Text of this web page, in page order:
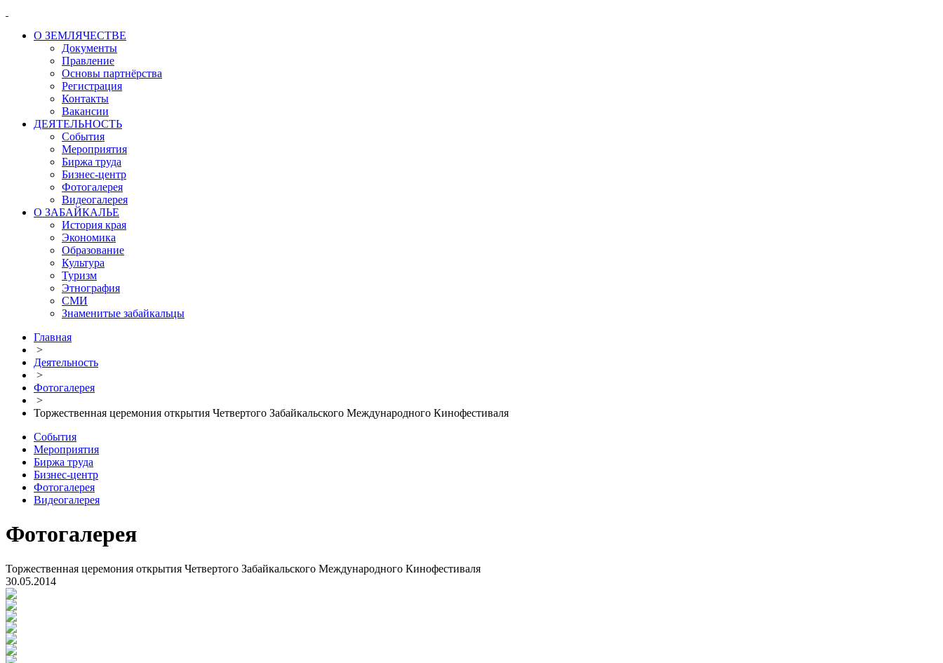
О ЗЕМЛЯЧЕСТВЕ
Документы
Правление
Основы партнёрства
Регистрация
Контакты
Вакансии
ДЕЯТЕЛЬНОСТЬ
События
Мероприятия
Биржа труда
Бизнес-центр
Фотогалерея
Видеогалерея
О ЗАБАЙКАЛЬЕ
История края
Экономика
Образование
Культура
Туризм
Этнография
СМИ
Знаменитые забайкальцы
Главная
>
Деятельность
>
Фотогалерея
>
Торжественная церемония открытия Четвертого Забайкальского Международного Кинофестиваля
События
Мероприятия
Биржа труда
Бизнес-центр
Фотогалерея
Видеогалерея
Фотогалерея
Торжественная церемония открытия Четвертого Забайкальского Международного Кинофестиваля
30.05.2014